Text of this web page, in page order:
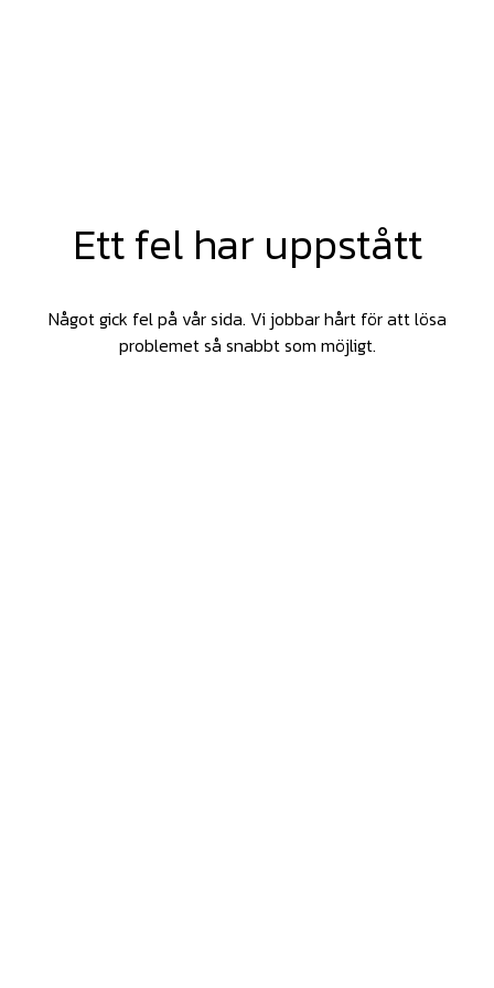
Ett fel har uppstått
Något gick fel på vår sida. Vi jobbar hårt för att lösa
problemet så snabbt som möjligt.